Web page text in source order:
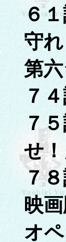
６
守れ
第
７
７
せ！
７
映
オ